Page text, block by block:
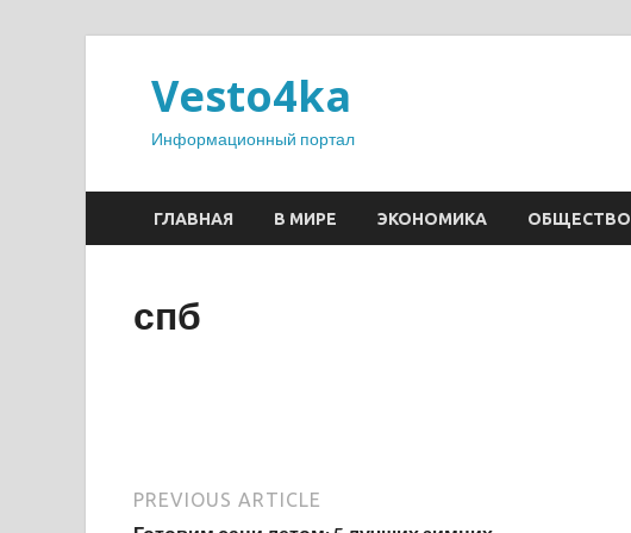
Vesto4ka
Информационный портал
ГЛАВНАЯ В МИРЕ ЭКОНОМИКА ОБЩЕСТВО
спб
PREVIOUS ARTICLE